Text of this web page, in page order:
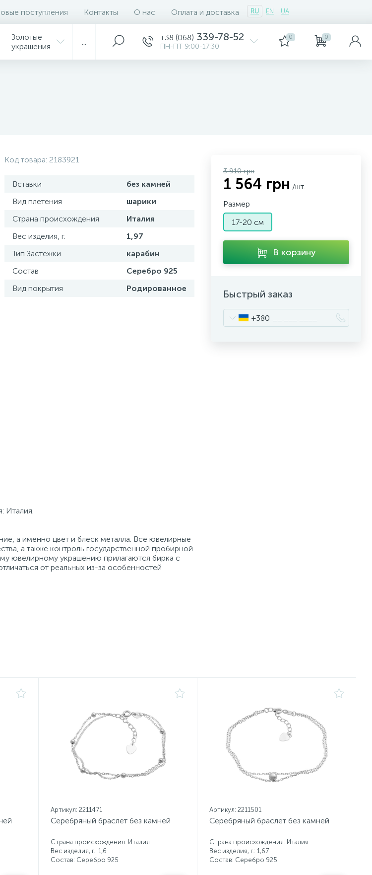
поступления Контакты О нас Оплата и доставка RU EN UA
Золотые
украшения
+38 (068) 339-78-52
ПН-ПТ 9:00-17:30
0 0
Код товара: 2183921
Вставки
без камней
Вид плетения
шарики
Страна происхождения
Италия
Вес изделия, г.
1,97
Тип Застежки
карабин
Состав
Серебро 925
Вид покрытия
Родированное
Италия.
а именно цвет и блеск металла. Все ювелирные
а также контроль государственной пробирной
ювелирному украшению прилагаются бирка с
от реальных из-за особенностей
3 910 грн
1 564 грн /шт.
Размер
17-20 см
В корзину
Быстрый заказ
+380
Артикул: 2211471
Серебряный браслет без камней
Страна происхождения: Италия
Вес изделия, г.: 1,6
Состав: Серебро 925
Артикул: 2211501
Серебряный браслет без камней
Страна происхождения: Италия
Вес изделия, г.: 1,67
Состав: Серебро 925